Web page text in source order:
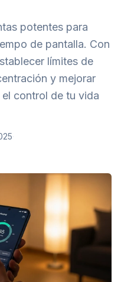
potentes para
de pantalla. Con
límites de
y mejorar
el control de tu vida
·